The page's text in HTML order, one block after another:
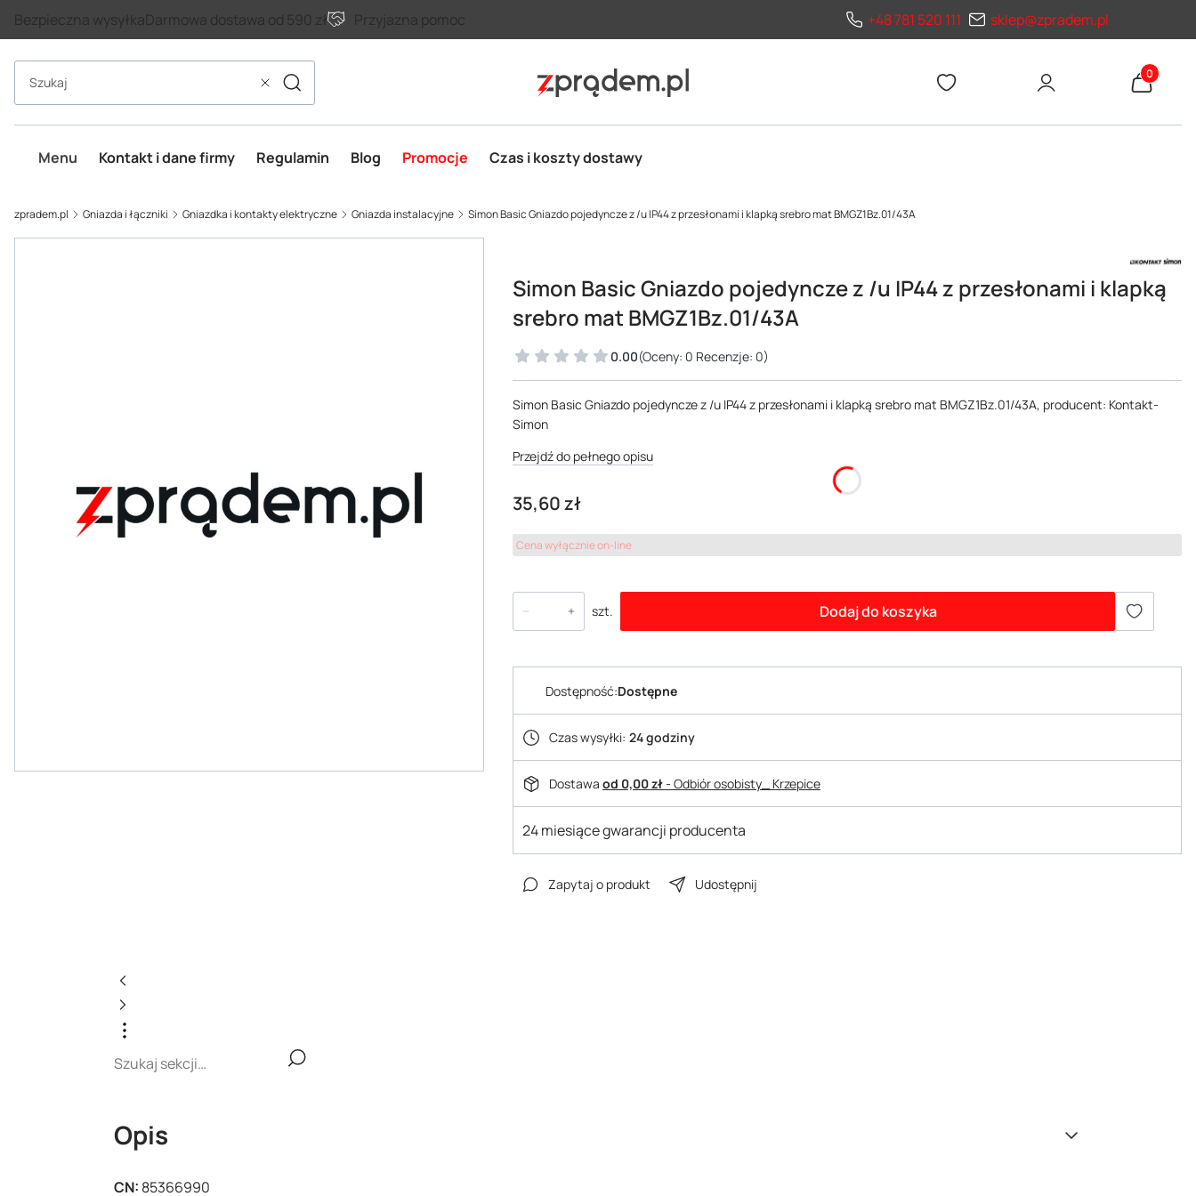
Bezpieczna wysyłkaDarmowa dostawa od 590 zł Przyjazna pomoc +48 781 520 111 sklep@zpradem.pl
WyczyśćSzukaj Produkty
Menu Kontakt i dane firmy Regulamin Blog Promocje Czas i koszty dostawy
zpradem.pl Gniazda i łączniki Gniazdka i kontakty elektryczne Gniazda instalacyjne Simon Basic Gniazdo pojedyncze z /u IP44 z przesłonami i klapką srebro mat BMGZ1Bz.01/43A
Simon Basic Gniazdo pojedyncze z /u IP44 z przesłonami i klapką
srebro mat BMGZ1Bz.01/43A
0.00(Oceny: 0 Recenzje: 0)
Simon Basic Gniazdo pojedyncze z /u IP44 z przesłonami i klapką srebro mat BMGZ1Bz.01/43A, producent: Kontakt-
Simon
Przejdź do pełnego opisu
Cena
35,60 zł
Cena wyłącznie on-line
szt. Dodaj do koszyka
Dostępność:Dostępne
Czas wysyłki: 24 godziny
Dostawa od 0,00 zł- Odbiór osobisty_ Krzepice
24 miesiące gwarancji producenta
Zapytaj o produkt Udostępnij
Opis
CN: 85366990